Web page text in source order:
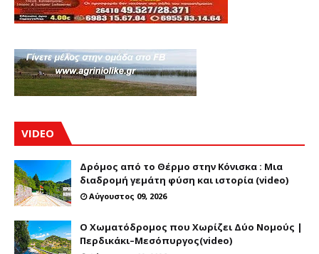
VIDEO
Δρόμος από το Θέρμο στην Κόνισκα : Μια
διαδρομή γεμάτη φύση και ιστορία (video)
Αύγουστος 09, 2026
Ο Χωματόδρομος που Χωρίζει Δύο Νομούς |
Περδικάκι–Μεσόπυργος(video)